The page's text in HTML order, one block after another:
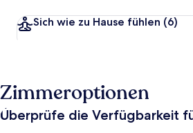
Sich wie zu Hause fühlen (6)
Zimmeroptionen
Überprüfe die Verfügbarkeit